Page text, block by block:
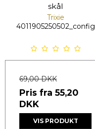
skål
Trixie
4011905250502_config
69,00 DKK
Pris fra 55,20
DKK
VIS PRODUKT